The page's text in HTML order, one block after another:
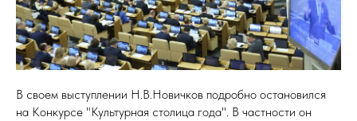
В своем выступлении Н.В.Новичков подробно остановился
на Конкурсе "Культурная столица года". В частности он